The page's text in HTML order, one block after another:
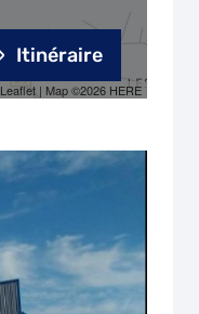
Leaflet | Map ©2026 HERE
Itinéraire